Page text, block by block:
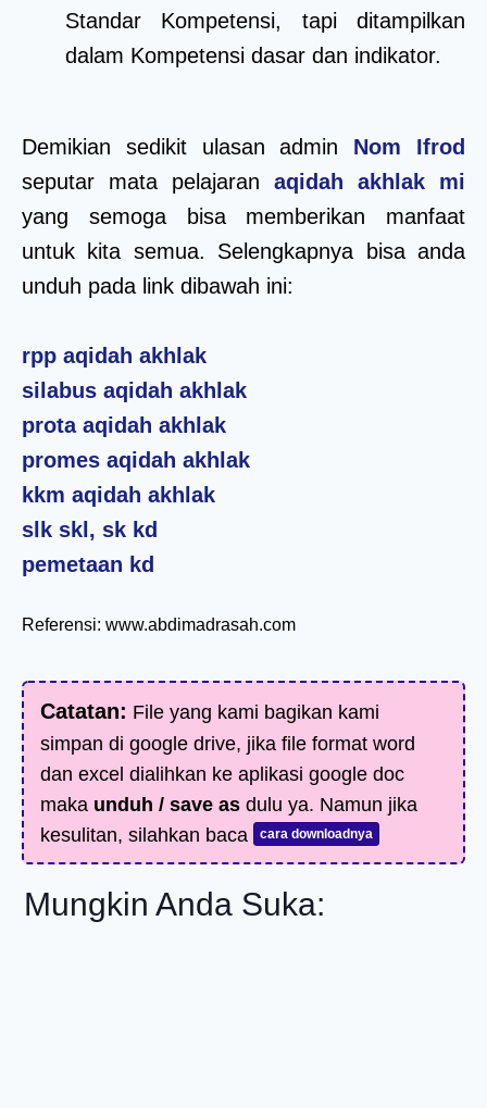
Standar Kompetensi, tapi ditampilkan
dalam Kompetensi dasar dan indikator.
Demikian sedikit ulasan admin Nom Ifrod
seputar mata pelajaran aqidah akhlak mi
yang semoga bisa memberikan manfaat
untuk kita semua. Selengkapnya bisa anda
unduh pada link dibawah ini:
rpp aqidah akhlak
silabus aqidah akhlak
prota aqidah akhlak
promes aqidah akhlak
kkm aqidah akhlak
slk skl, sk kd
pemetaan kd
Referensi: www.abdimadrasah.com
Catatan: File yang kami bagikan kami
simpan di google drive, jika file format word
dan excel dialihkan ke aplikasi google doc
maka unduh / save as dulu ya. Namun jika
kesulitan, silahkan baca
cara downloadnya
Mungkin Anda Suka: